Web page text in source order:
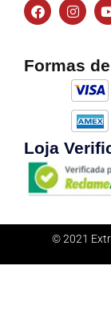
Formas
Loja
© 2021